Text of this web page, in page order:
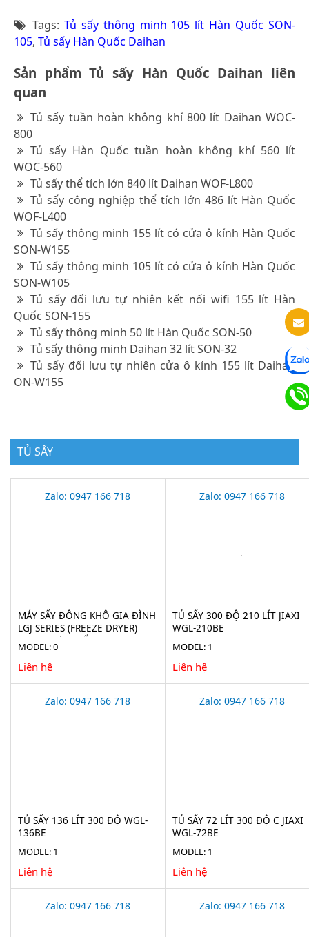
Tags: Tủ sấy thông minh 105 lít Hàn Quốc SON-
105, Tủ sấy Hàn Quốc Daihan
Sản phẩm Tủ sấy Hàn Quốc Daihan liên
quan
Tủ sấy tuần hoàn không khí 800 lít Daihan WOC-
800
Tủ sấy Hàn Quốc tuần hoàn không khí 560 lít
WOC-560
Tủ sấy thể tích lớn 840 lít Daihan WOF-L800
Tủ sấy công nghiệp thể tích lớn 486 lít Hàn Quốc
WOF-L400
Tủ sấy thông minh 155 lít có cửa ô kính Hàn Quốc
SON-W155
Tủ sấy thông minh 105 lít có cửa ô kính Hàn Quốc
SON-W105
Tủ sấy đối lưu tự nhiên kết nối wifi 155 lít Hàn
Quốc SON-155
Tủ sấy thông minh 50 lít Hàn Quốc SON-50
Tủ sấy thông minh Daihan 32 lít SON-32
Tủ sấy đối lưu tự nhiên cửa ô kính 155 lít Daihan
ON-W155
TỦ SẤY
Zalo: 0947 166 718
MÁY SẤY ĐÔNG KHÔ GIA ĐÌNH
LGJ SERIES (FREEZE DRYER)
CHO THỰC PHẨM
MODEL: 0
Liên hệ
Zalo: 0947 166 718
TỦ SẤY 300 ĐỘ 210 LÍT JIAXI
WGL-210BE
MODEL: 1
Liên hệ
Zalo: 0947 166 718
TỦ SẤY 136 LÍT 300 ĐỘ WGL-
136BE
MODEL: 1
Liên hệ
Zalo: 0947 166 718
TỦ SẤY 72 LÍT 300 ĐỘ C JIAXI
WGL-72BE
MODEL: 1
Liên hệ
Zalo: 0947 166 718 Zalo: 0947 166 718